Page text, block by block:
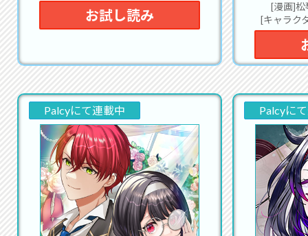
描
プ
し
お試し読み
[漫画]松
[キャラク
Palcyにて連載中 Palcyに